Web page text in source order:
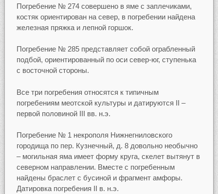
Погребение № 274 совершено в яме с заплечиками,
костяк ориентирован на север, в погребении найдена
железная пряжка и лепной горшок.
Погребение № 285 представляет собой ограбленный
подбой, ориентированный по оси север-юг, ступенька
с восточной стороны.
Все три погребения относятся к типичным
погребениям меотской культуры и датируются II –
первой половиной III вв. н.э.
Погребение № 1 некрополя Нижнегниловского
городища по пер. Кузнечный, д. 8 довольно необычно
– могильная яма имеет форму круга, скелет вытянут в
северном направлении. Вместе с погребенным
найдены браслет с бусиной и фрагмент амфоры.
Датировка погребения II в. н.э.